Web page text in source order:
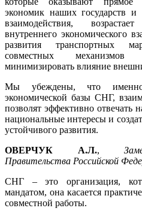
экономик наших государств и
взаимодействия,
внутреннего экономического
развития транспортных
совместных механизмов
минимизировать влияние
Мы убеждены, что именно
экономической базы СНГ,
позволят эффективно
национальные интересы и
устойчивого развития.
ОВЕРЧУК А.Л.,
Правительства Российской
СНГ – это организация,
мандатом, она касается
совместной работы.